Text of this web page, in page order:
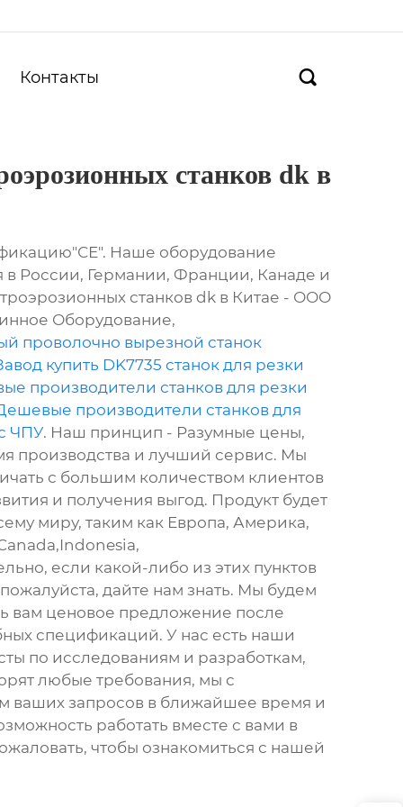
Контакты 
станков dk в
Наше оборудование
в России, Германии, Франции, Канаде и
станков dk в Китае - ООО
Оборудование,
проволочно вырезной станок
купить DK7735 станок для резки
производители станков для резки
производители станков для
ЧПУ. Наш принцип - Разумные цены,
производства и лучший сервис. Мы
с большим количеством клиентов
и получения выгод. Продукт будет
миру, таким как Европа, Америка,
если какой-либо из этих пунктов
дайте нам знать. Мы будем
вам ценовое предложение после
спецификаций. У нас есть наши
по исследованиям и разработкам,
любые требования, мы с
ваших запросов в ближайшее время и
работать вместе с вами в
чтобы ознакомиться с нашей